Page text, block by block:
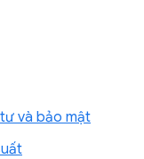
và bảo mật